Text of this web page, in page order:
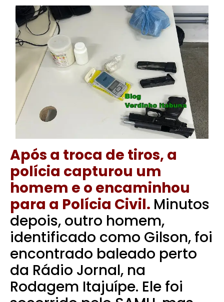
Após a troca de tiros, a
polícia capturou um
homem e o encaminhou
para a Polícia Civil. Minutos
depois, outro homem,
identificado como Gilson, foi
encontrado baleado perto
da Rádio Jornal, na
Rodagem Itajuípe. Ele foi